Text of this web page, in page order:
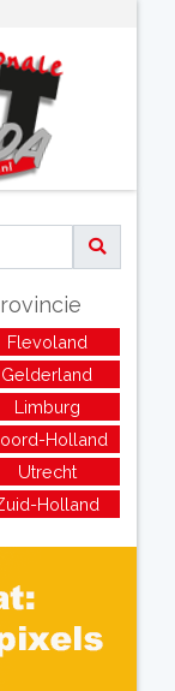
Flevoland
Gelderland
Limburg
Holland
Utrecht
Holland